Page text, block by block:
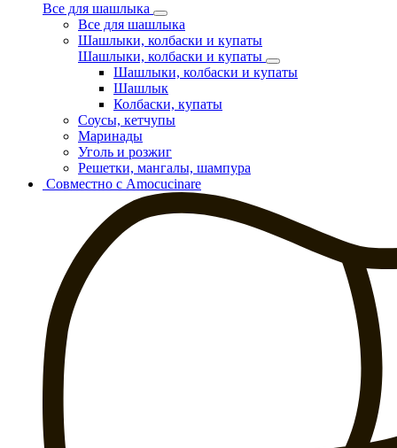
Все для шашлыка
Все для шашлыка
Шашлыки, колбаски и купаты
Шашлыки, колбаски и купаты
Шашлыки, колбаски и купаты
Шашлык
Колбаски, купаты
Соусы, кетчупы
Маринады
Уголь и розжиг
Решетки, мангалы, шампура
Совместно с Amocucinare